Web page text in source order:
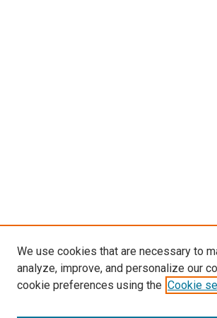
We use cookies that are necessary to
analyze, improve, and personalize our
cookie preferences using the Cookie